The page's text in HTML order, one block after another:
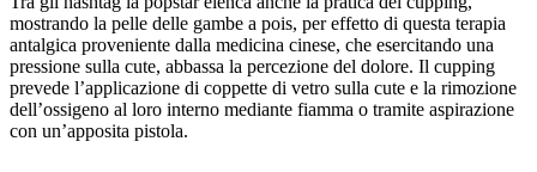
mostrando la pelle delle gambe a pois, per effetto di questa terapia
antalgica proveniente dalla medicina cinese, che esercitando una
pressione sulla cute, abbassa la percezione del dolore. Il cupping
prevede l’applicazione di coppette di vetro sulla cute e la rimozione
dell’ossigeno al loro interno mediante fiamma o tramite aspirazione
con un’apposita pistola.